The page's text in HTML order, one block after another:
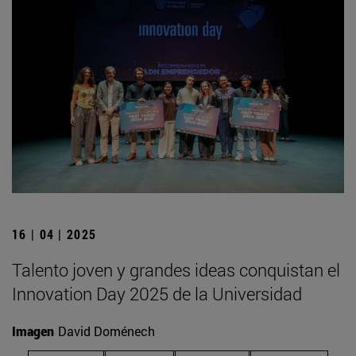
16 | 04 | 2025
Talento joven y grandes ideas conquistan el
Innovation Day 2025 de la Universidad
Imagen David Doménech